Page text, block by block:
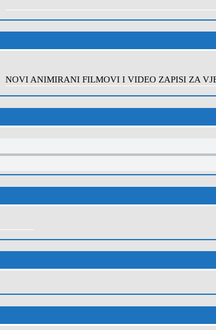
NOVI ANIMIRANI FILMOVI I VIDEO ZAPISI ZA